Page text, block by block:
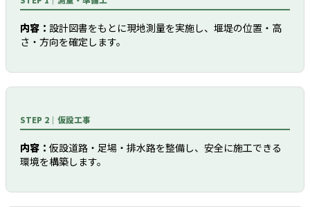
内容： 設計図書をもとに現地測量を実施し、堰堤の位置・高
さ・方向を確定します。
STEP 2｜仮設工事
内容： 仮設道路・足場・排水路を整備し、安全に施工できる
環境を構築します。